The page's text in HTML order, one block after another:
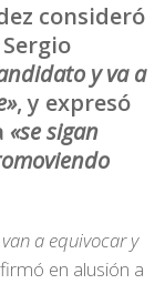
consideró
y va a
, y expresó
«se sigan
a equivocar y
en alusión a